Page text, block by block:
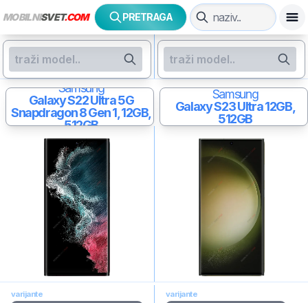
MOBILNISVET.COM PRETRAGA
Samsung
Galaxy S22 Ultra 5G
Snapdragon 8 Gen 1, 12GB,
512GB
Samsung
Galaxy S23 Ultra12GB,
512GB
varijante varijante